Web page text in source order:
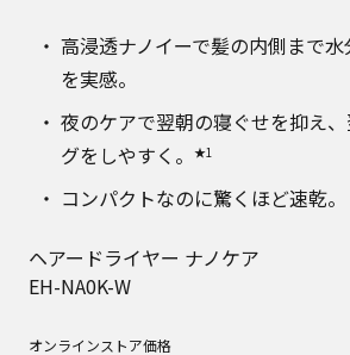
高浸透ナノイーで髪の内側まで
を実感。
夜のケアで翌朝の寝ぐせを抑え
グをしやすく。★1
コンパクトなのに驚くほど速乾。
ヘアードライヤー ナノケア
EH-NA0K-W
オンラインストア価格